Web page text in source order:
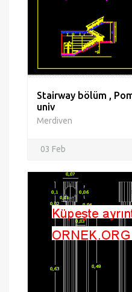
Stairway bölüm ,
univ
Merdiven
03 Feb